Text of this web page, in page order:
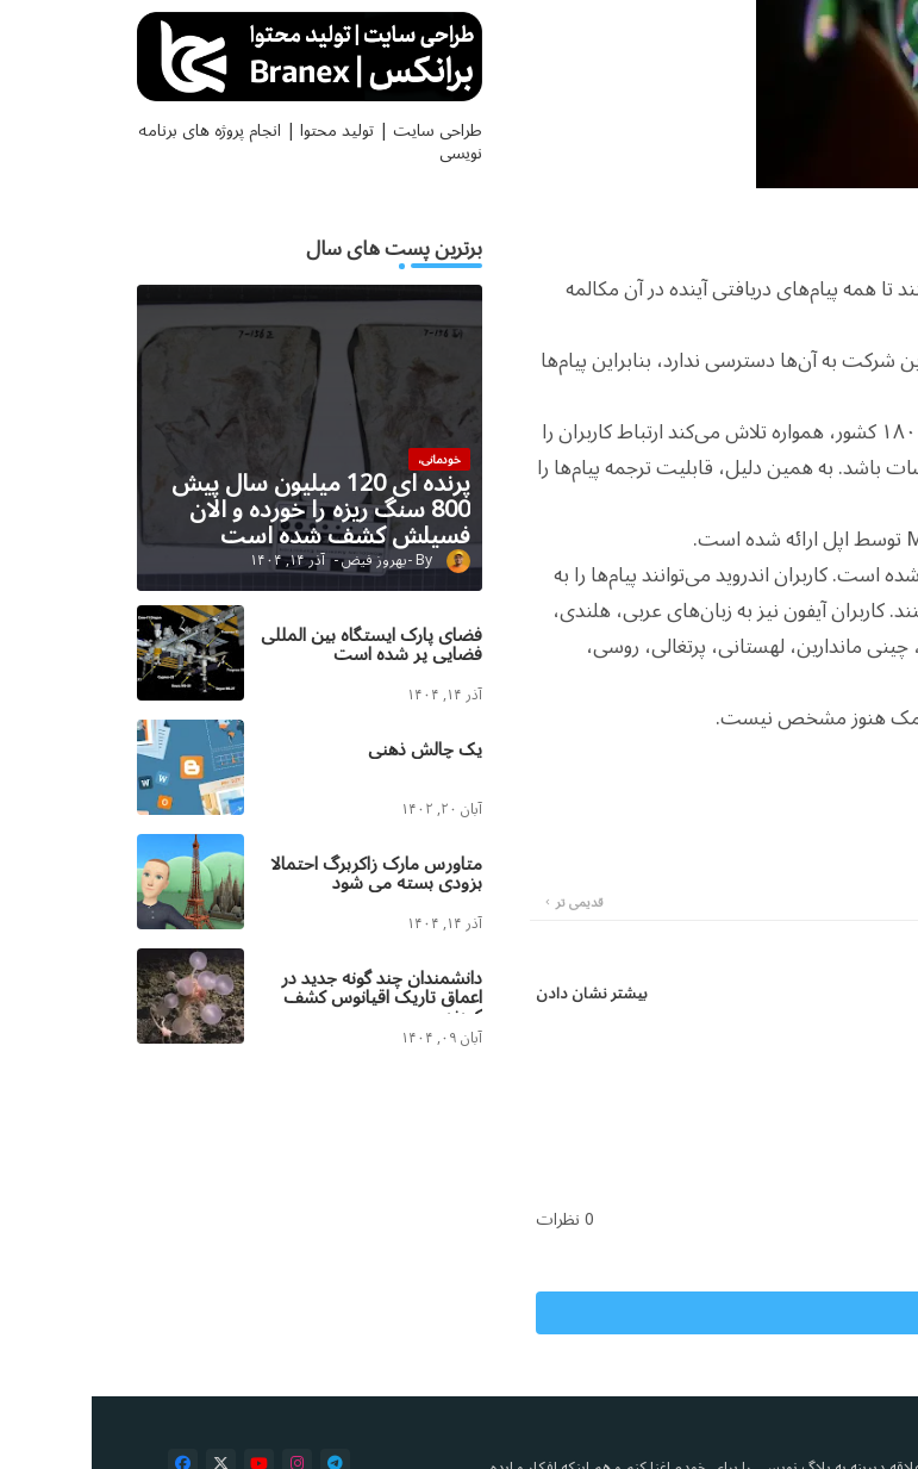
تا همه پیام‌های دریافتی آینده در آن مکالمه
شرکت به آن‌ها دسترسی ندارد، بنابراین پیام‌ها
واتساپ در بیانیه‌ای نوشت با داشتن بیش از ۳ میلیارد کاربر در بیش از ۱۸۰ کشور، همواره تلاش می‌کند ارتباط کاربران را
باشد. به همین دلیل، قابلیت ترجمه پیام‌ها را
است. کاربران اندروید می‌توانند پیام‌ها را به
کاربران آیفون نیز به زبان‌های عربی، هلندی،
چینی ماندارین، لهستانی، پرتغالی، روسی،
و مک هنوز مشخص نیست.
قدیمی تر
بیشتر نشان دادن
0 نظرات
طراحی سایت | تولید محتوا | انجام پروژه های برنامه
نویسی
برترین پست های سال
خودمانی، پرنده ای 120 میلیون سال پیش
800 سنگ ریزه را خورده و الان
فسیلش کشف شده است
بهروز فیض آذر ۱۴, ۱۴۰۴
فضای پارک ایستگاه بین المللی
فضایی پر شده است
آذر ۱۴, ۱۴۰۴
یک چالش ذهنی
آبان ۲۰, ۱۴۰۲
متاورس مارک زاکربرگ احتمالا
بزودی بسته می شود
آذر ۱۴, ۱۴۰۴
دانشمندان چند گونه جدید در
اعماق تاریک اقیانوس کشف
کردند
آبان ۰۹, ۱۴۰۴